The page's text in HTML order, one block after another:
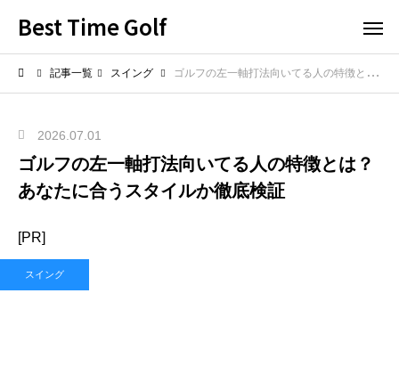
Best Time Golf
記事一覧 スイング ゴルフの左一軸打法向いてる人の特徴とは？あなたに合うスタイルか徹底検証
2026.07.01
ゴルフの左一軸打法向いてる人の特徴とは？
あなたに合うスタイルか徹底検証
[PR]
スイング